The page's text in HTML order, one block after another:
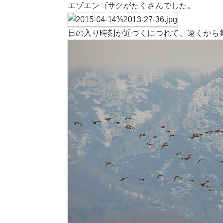
エゾエンゴサクがたくさんでした。
日の入り時刻が近づくにつれて、遠くから